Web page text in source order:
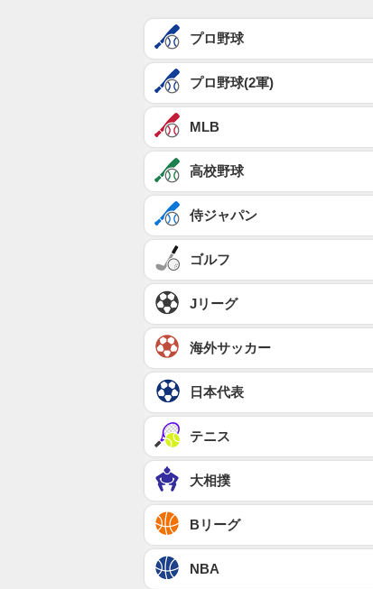
プロ野球
プロ野球(2軍)
MLB
高校野球
侍ジャパン
ゴルフ
Jリーグ
海外サッカー
日本代表
テニス
大相撲
Bリーグ
NBA